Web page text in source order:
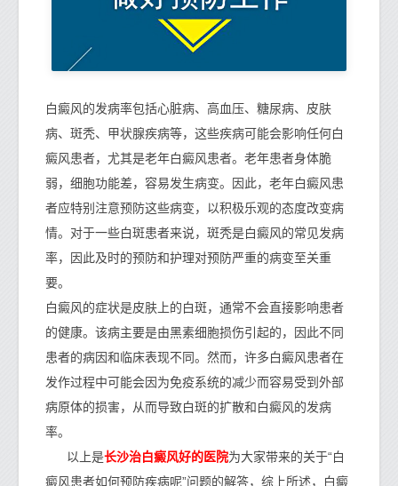
白癜风的发病率包括心脏病、高血压、糖尿病、皮肤
病、斑秃、甲状腺疾病等，这些疾病可能会影响任何白
癜风患者，尤其是老年白癜风患者。老年患者身体脆
弱，细胞功能差，容易发生病变。因此，老年白癜风患
者应特别注意预防这些病变，以积极乐观的态度改变病
情。对于一些白斑患者来说，斑秃是白癜风的常见发病
率，因此及时的预防和护理对预防严重的病变至关重
要。
白癜风的症状是皮肤上的白斑，通常不会直接影响患者
的健康。该病主要是由黑素细胞损伤引起的，因此不同
患者的病因和临床表现不同。然而，许多白癜风患者在
发作过程中可能会因为免疫系统的减少而容易受到外部
病原体的损害，从而导致白斑的扩散和白癜风的发病
率。
以上是长沙治白癜风好的医院为大家带来的关于“白
癜风患者如何预防疾病呢”问题的解答，综上所述，白癜